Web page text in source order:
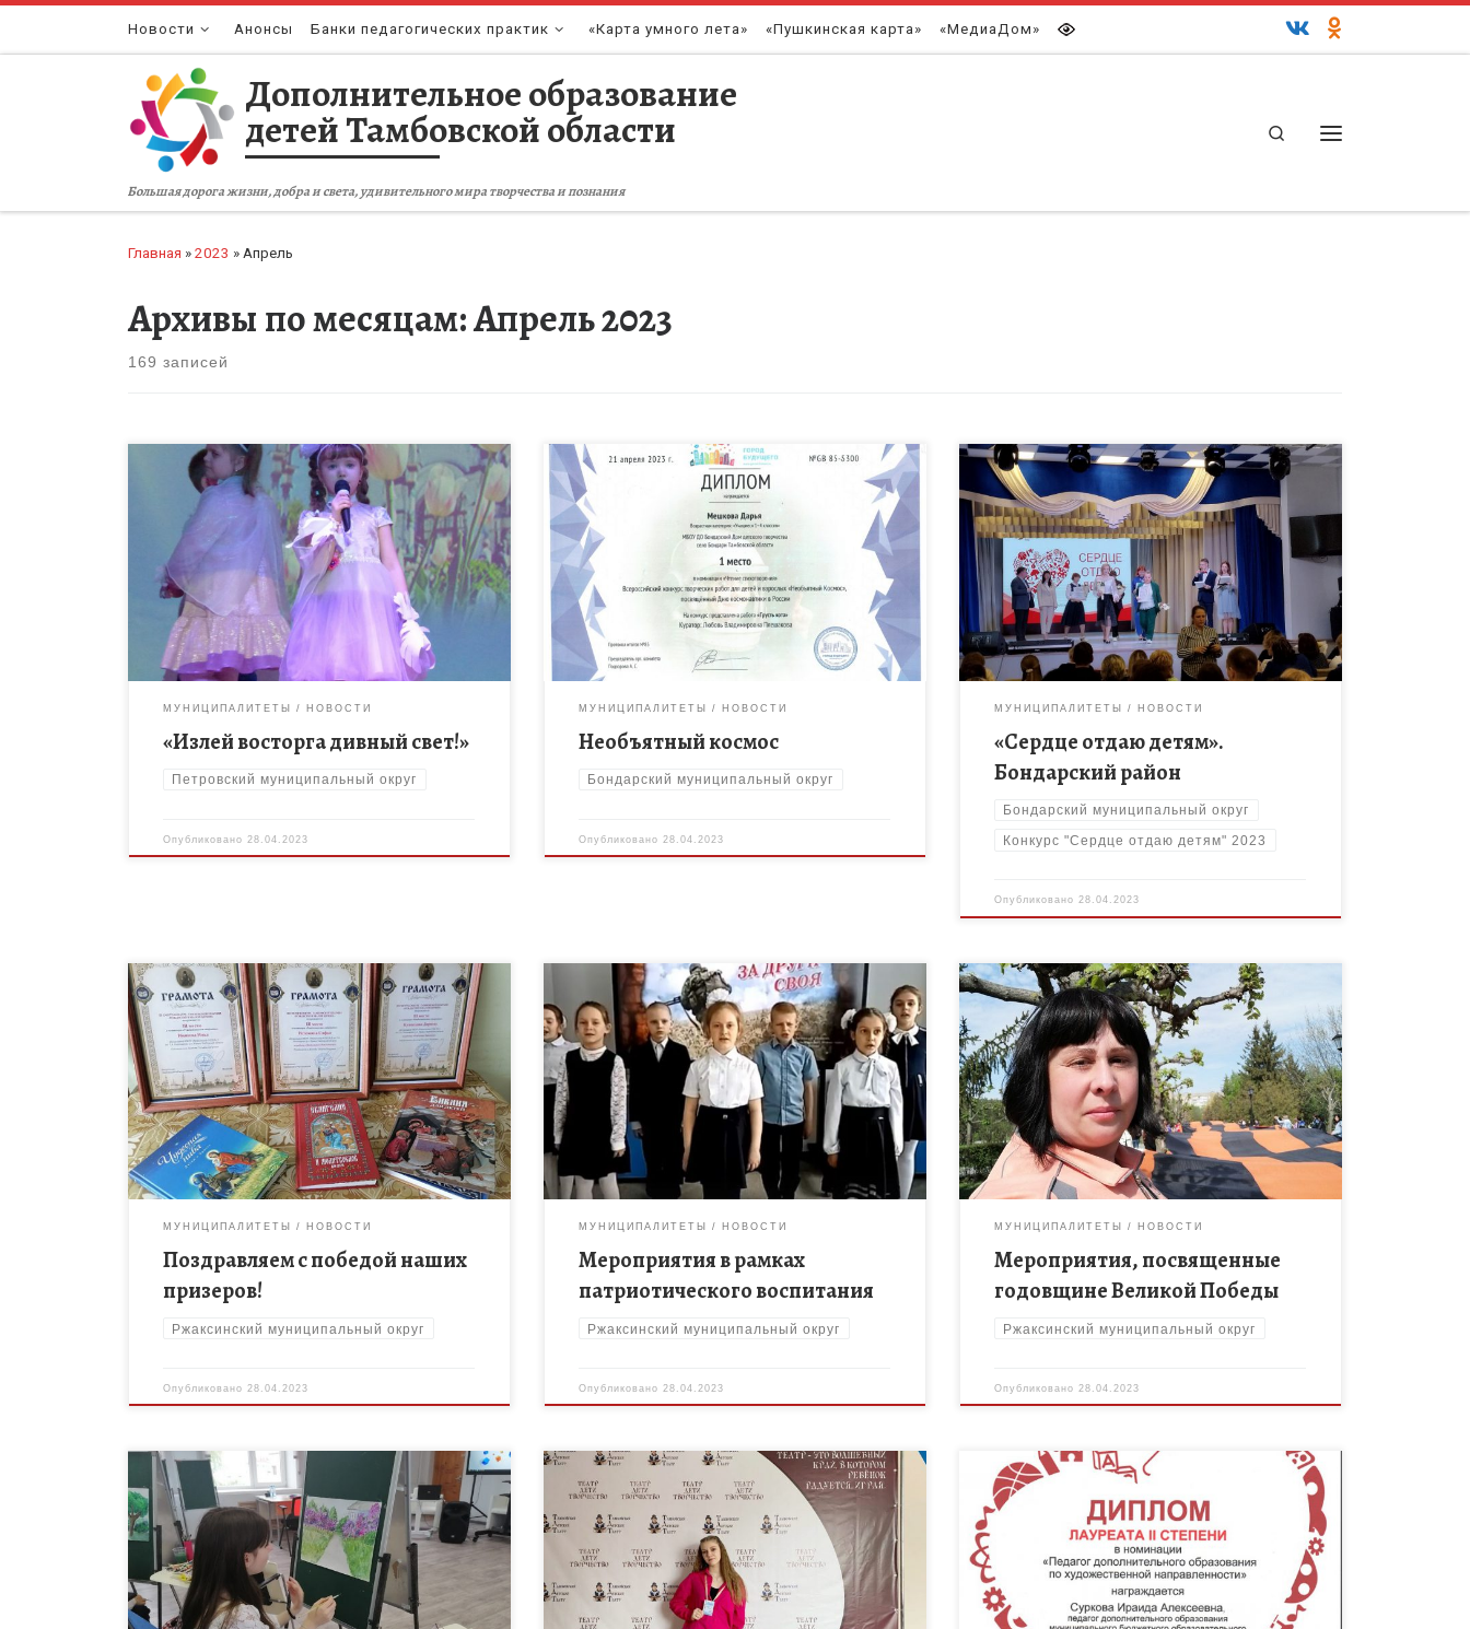
Перейти к содержимому
Новости Анонсы Банки педагогических практик «Карта умного лета» «Пушкинская карта» «МедиаДом»
Дополнительное образование
детей Тамбовской области
Большая дорога жизни, добра и света, удивительного мира творчества и познания
Search
Главная » 2023 » Апрель
Архивы по месяцам:Апрель 2023
169 записей
Муниципальный пасхальный фестиваль
«Пасхальный свет» состоялся в Петровском
районе сегодня, 28 апреля. Фестиваль проводится
ежегодно. Он призван создать атмосферу
духовного единства, сформировать у
подрастающего поколения […]
МУНИЦИПАЛИТЕТЫ НОВОСТИ
«Излей восторга дивный свет!»
Петровский муниципальный округ
Опубликовано 28.04.2023
Продолжается Всероссийский конкурс творческих
работ для детей и взрослых «Необъятный космос»,
посвященный Дню космонавтики в России,
организованный Сетевым изданием
«Образовательно- просветительский портал
«Город будущего». Но […]
МУНИЦИПАЛИТЕТЫ НОВОСТИ
Необъятный космос
Бондарский муниципальный округ
Опубликовано 28.04.2023
Педагог дополнительного образования Дома
детского творчества Любовь Плешакова​ стала​
финалистом м регионального этапа
Всероссийского конкурса профессионального
мастерства работников сферы дополнительного
образования «Сердце отдаю детям».​ Финальные
[…]
МУНИЦИПАЛИТЕТЫ НОВОСТИ
«Сердце отдаю детям».
Бондарский район
Бондарский муниципальный округ
Конкурс "Сердце отдаю детям" 2023
Опубликовано28.04.2023
Обучающиеся образовательных организаций
нашего района – активны участники всех
конкурсов регионального уровня. В январе –
феврале текущего года прошел епархиальный
конкурс детского творчества «Рождество в […]
МУНИЦИПАЛИТЕТЫ НОВОСТИ
Поздравляем с победой наших
призеров!
Ржаксинский муниципальный округ
Опубликовано 28.04.2023
Патриотическое воспитание было и остается
главным направлением в воспитании наших детей
наравне с духовно-нравственным воспитанием. В
течение года проходит много самых разных
мероприятий этой направленности […]
МУНИЦИПАЛИТЕТЫ НОВОСТИ
Мероприятия в рамках
патриотического воспитания
Ржаксинский муниципальный округ
Опубликовано 28.04.2023
Сегодня, 28 апреля текущего года, дан старт
мероприятиям, посвящённым Победе в Великой
Отечественной войне: в парке Победы города
Тамбова состоялся флешмоб, посвященный
Годовщине Победы. Участники […]
МУНИЦИПАЛИТЕТЫ НОВОСТИ
Мероприятия, посвященные
годовщине Великой Победы
Ржаксинский муниципальный округ
Опубликовано 28.04.2023
25 апреля текущего года на базе Центра развития
детей и юношества г. Тамбова в целях выявления и
развития творческих способностей, поддержки
талантливых детей состоялся региональный […]
Подведены итоги региональной олимпиады
обучающихся в системе дополнительного
образования «Их имена история хранит», которая
состоялась 25 апреля в г. Тамбове. Журавлева
Алина, учащаяся творческого объединения […]
Подведены итоги регионального этапа
Всероссийского конкурса профессионального
мастерства работников сферы дополнительного
образования «Сердце отдаю детям». В номинации
«Педагог дополнительного образования по
художественной направленности» дополнительное